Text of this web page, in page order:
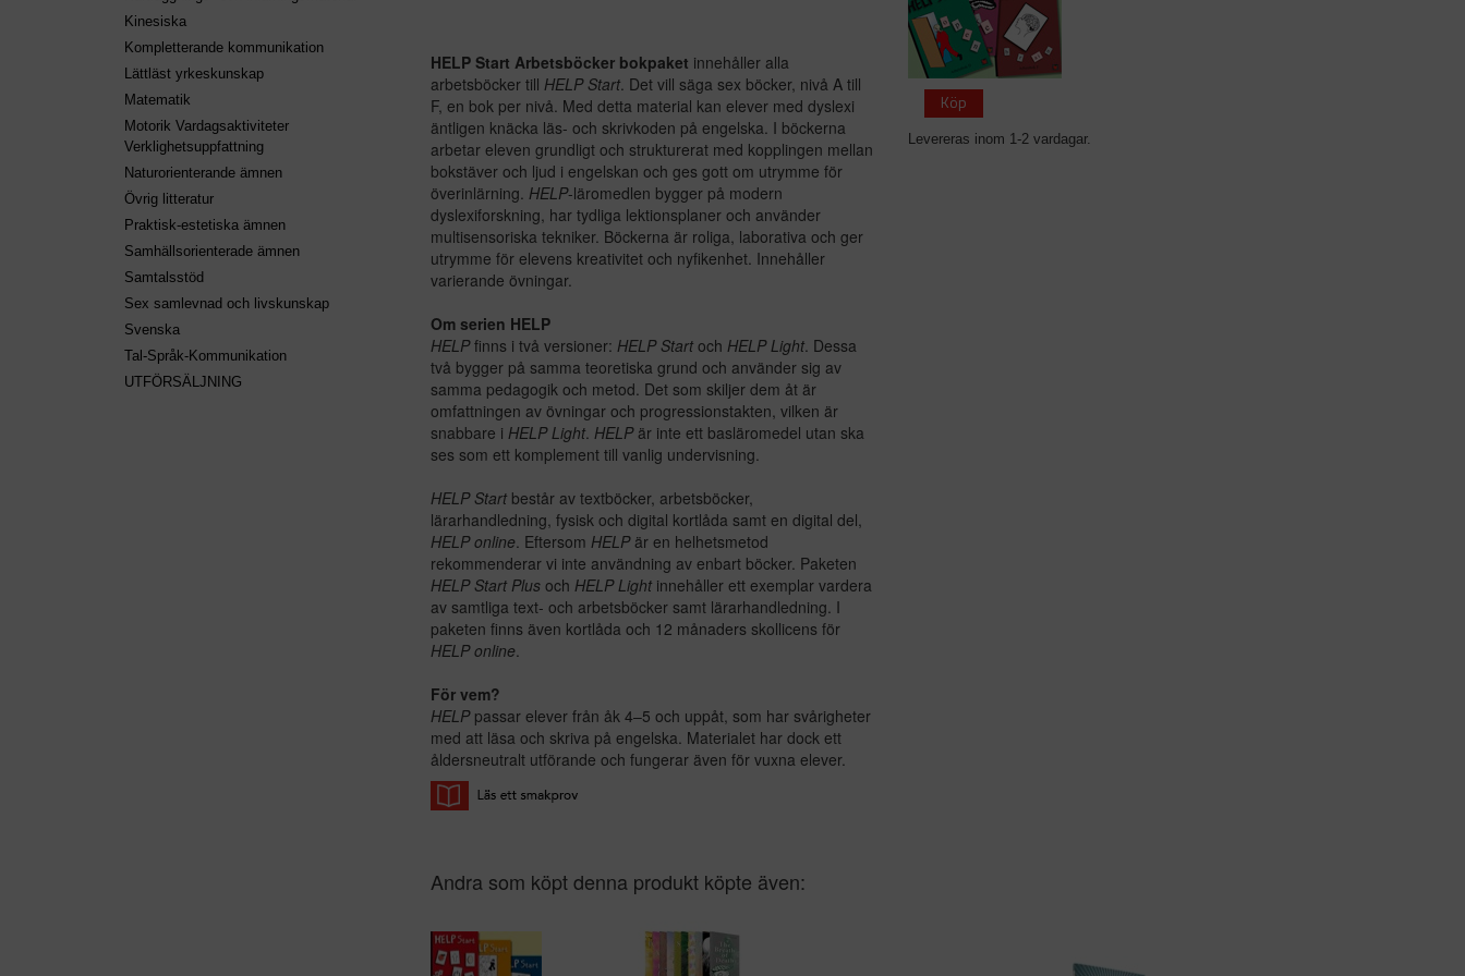
Kinesiska
Kompletterande kommunikation
Lättläst yrkeskunskap
Matematik
Motorik Vardagsaktiviteter
Verklighetsuppfattning
Naturorienterande ämnen
Övrig litteratur
Praktisk-estetiska ämnen
Samhällsorienterade ämnen
Samtalsstöd
Sex samlevnad och livskunskap
Svenska
Tal-Språk-Kommunikation
UTFÖRSÄLJNING
Köp
Levereras inom 1-2 vardagar.
HELP Start Arbetsböcker bokpaket innehåller alla
arbetsböcker till HELP Start. Det vill säga sex böcker, nivå A till
F, en bok per nivå. Med detta material kan elever med dyslexi
äntligen knäcka läs- och skrivkoden på engelska. I böckerna
arbetar eleven grundligt och strukturerat med kopplingen mellan
bokstäver och ljud i engelskan och ges gott om utrymme för
överinlärning. HELP-läromedlen bygger på modern
dyslexiforskning, har tydliga lektionsplaner och använder
multisensoriska tekniker. Böckerna är roliga, laborativa och ger
utrymme för elevens kreativitet och nyfikenhet. Innehåller
varierande övningar.
Om serien HELP
HELPfinns i två versioner: HELP Startoch HELP Light. Dessa
två bygger på samma teoretiska grund och använder sig av
samma pedagogik och metod. Det som skiljer dem åt är
omfattningen av övningar och progressionstakten, vilken är
snabbare i HELP Light. HELPär inte ett basläromedel utan ska
ses som ett komplement till vanlig undervisning.
HELP Startbestår av textböcker, arbetsböcker,
lärarhandledning, fysisk och digital kortlåda samt en digital del,
HELP online. Eftersom HELPär en helhetsmetod
rekommenderar vi inte användning av enbart böcker. Paketen
HELP Start Plusoch HELP Lightinnehåller ett exemplar vardera
av samtliga text- och arbetsböcker samt lärarhandledning. I
paketen finns även kortlåda och 12 månaders skollicens för
HELP online.
För vem?
HELPpassar elever från åk 4–5 och uppåt, som har svårigheter
med att läsa och skriva på engelska. Materialet har dock ett
åldersneutralt utförande och fungerar även för vuxna elever.
Andra som köpt denna produkt köpte även: